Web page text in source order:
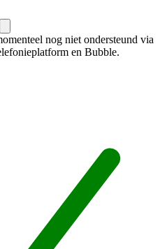
nog niet ondersteund via
en Bubble.